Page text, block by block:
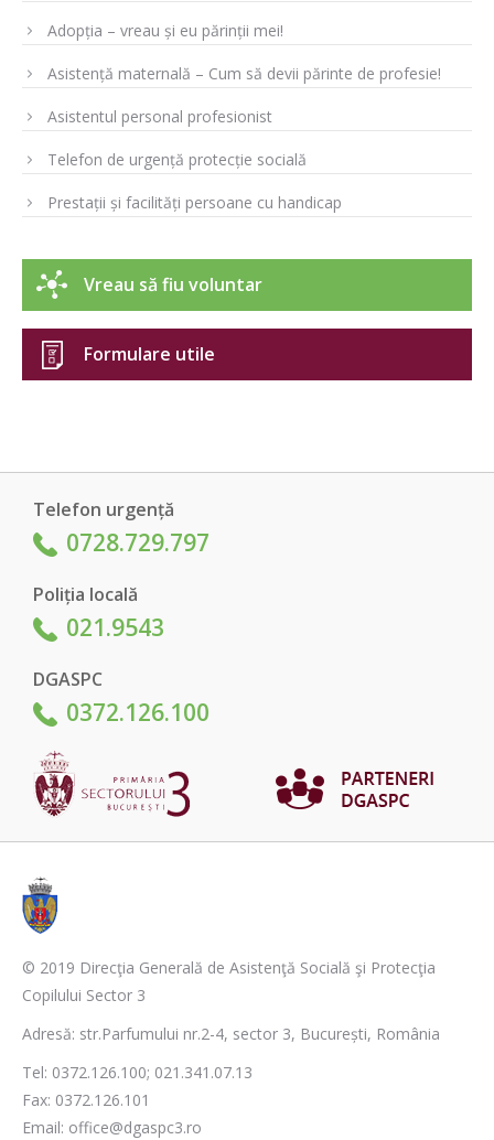
Adopția – vreau și eu părinții mei!
Asistență maternală – Cum să devii părinte de profesie!
Asistentul personal profesionist
Telefon de urgență protecție socială
Prestații și facilități persoane cu handicap
Vreau să fiu voluntar
Formulare utile
Telefon urgență
0728.729.797
Poliția locală
021.9543
DGASPC
0372.126.100
© 2019 Direcţia Generală de Asistenţă Socială şi Protecţia
Copilului Sector 3
Adresă: str.Parfumului nr.2-4, sector 3, București, România
Tel: 0372.126.100; 021.341.07.13
Fax: 0372.126.101
Email: office@dgaspc3.ro